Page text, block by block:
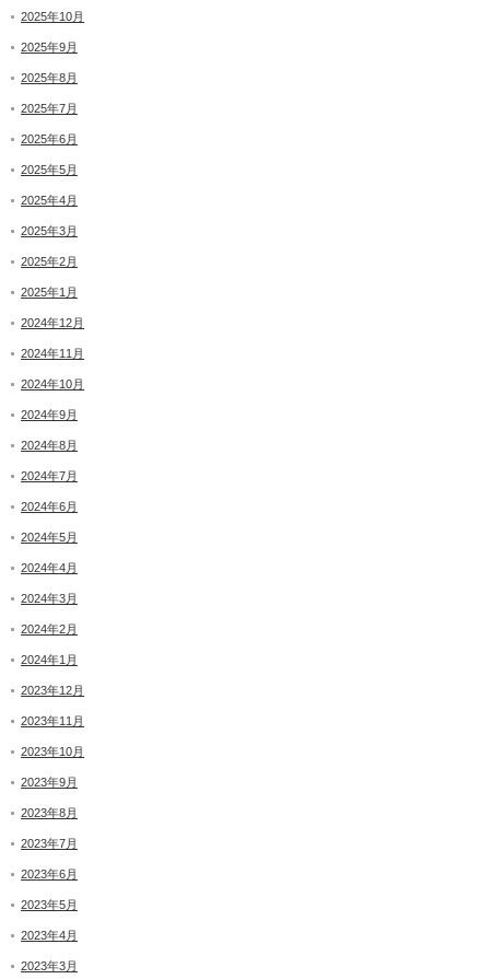
2025年10月
2025年9月
2025年8月
2025年7月
2025年6月
2025年5月
2025年4月
2025年3月
2025年2月
2025年1月
2024年12月
2024年11月
2024年10月
2024年9月
2024年8月
2024年7月
2024年6月
2024年5月
2024年4月
2024年3月
2024年2月
2024年1月
2023年12月
2023年11月
2023年10月
2023年9月
2023年8月
2023年7月
2023年6月
2023年5月
2023年4月
2023年3月